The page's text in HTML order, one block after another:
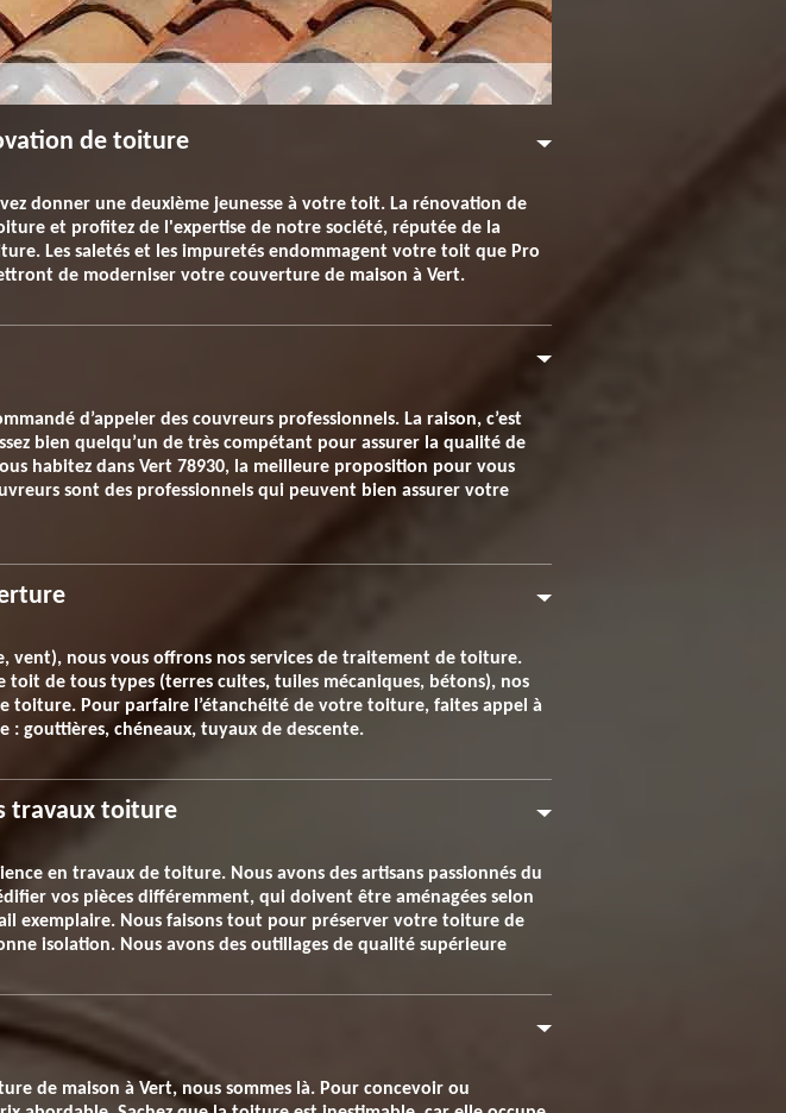
de toiture
donner une deuxième jeunesse à votre toit. La rénovation de
et profitez de l'expertise de notre société, réputée de la
Les saletés et les impuretés endommagent votre toit que Pro
de moderniser votre couverture de maison à Vert.
d’appeler des couvreurs professionnels. La raison, c’est
bien quelqu’un de très compétant pour assurer la qualité de
habitez dans Vert 78930, la meilleure proposition pour vous
sont des professionnels qui peuvent bien assurer votre
vent), nous vous offrons nos services de traitement de toiture.
de tous types (terres cuites, tuiles mécaniques, bétons), nos
Pour parfaire l’étanchéité de votre toiture, faites appel à
: gouttières, chéneaux, tuyaux de descente.
travaux toiture
en travaux de toiture. Nous avons des artisans passionnés du
vos pièces différemment, qui doivent être aménagées selon
exemplaire. Nous faisons tout pour préserver votre toiture de
isolation. Nous avons des outillages de qualité supérieure
de maison à Vert, nous sommes là. Pour concevoir ou